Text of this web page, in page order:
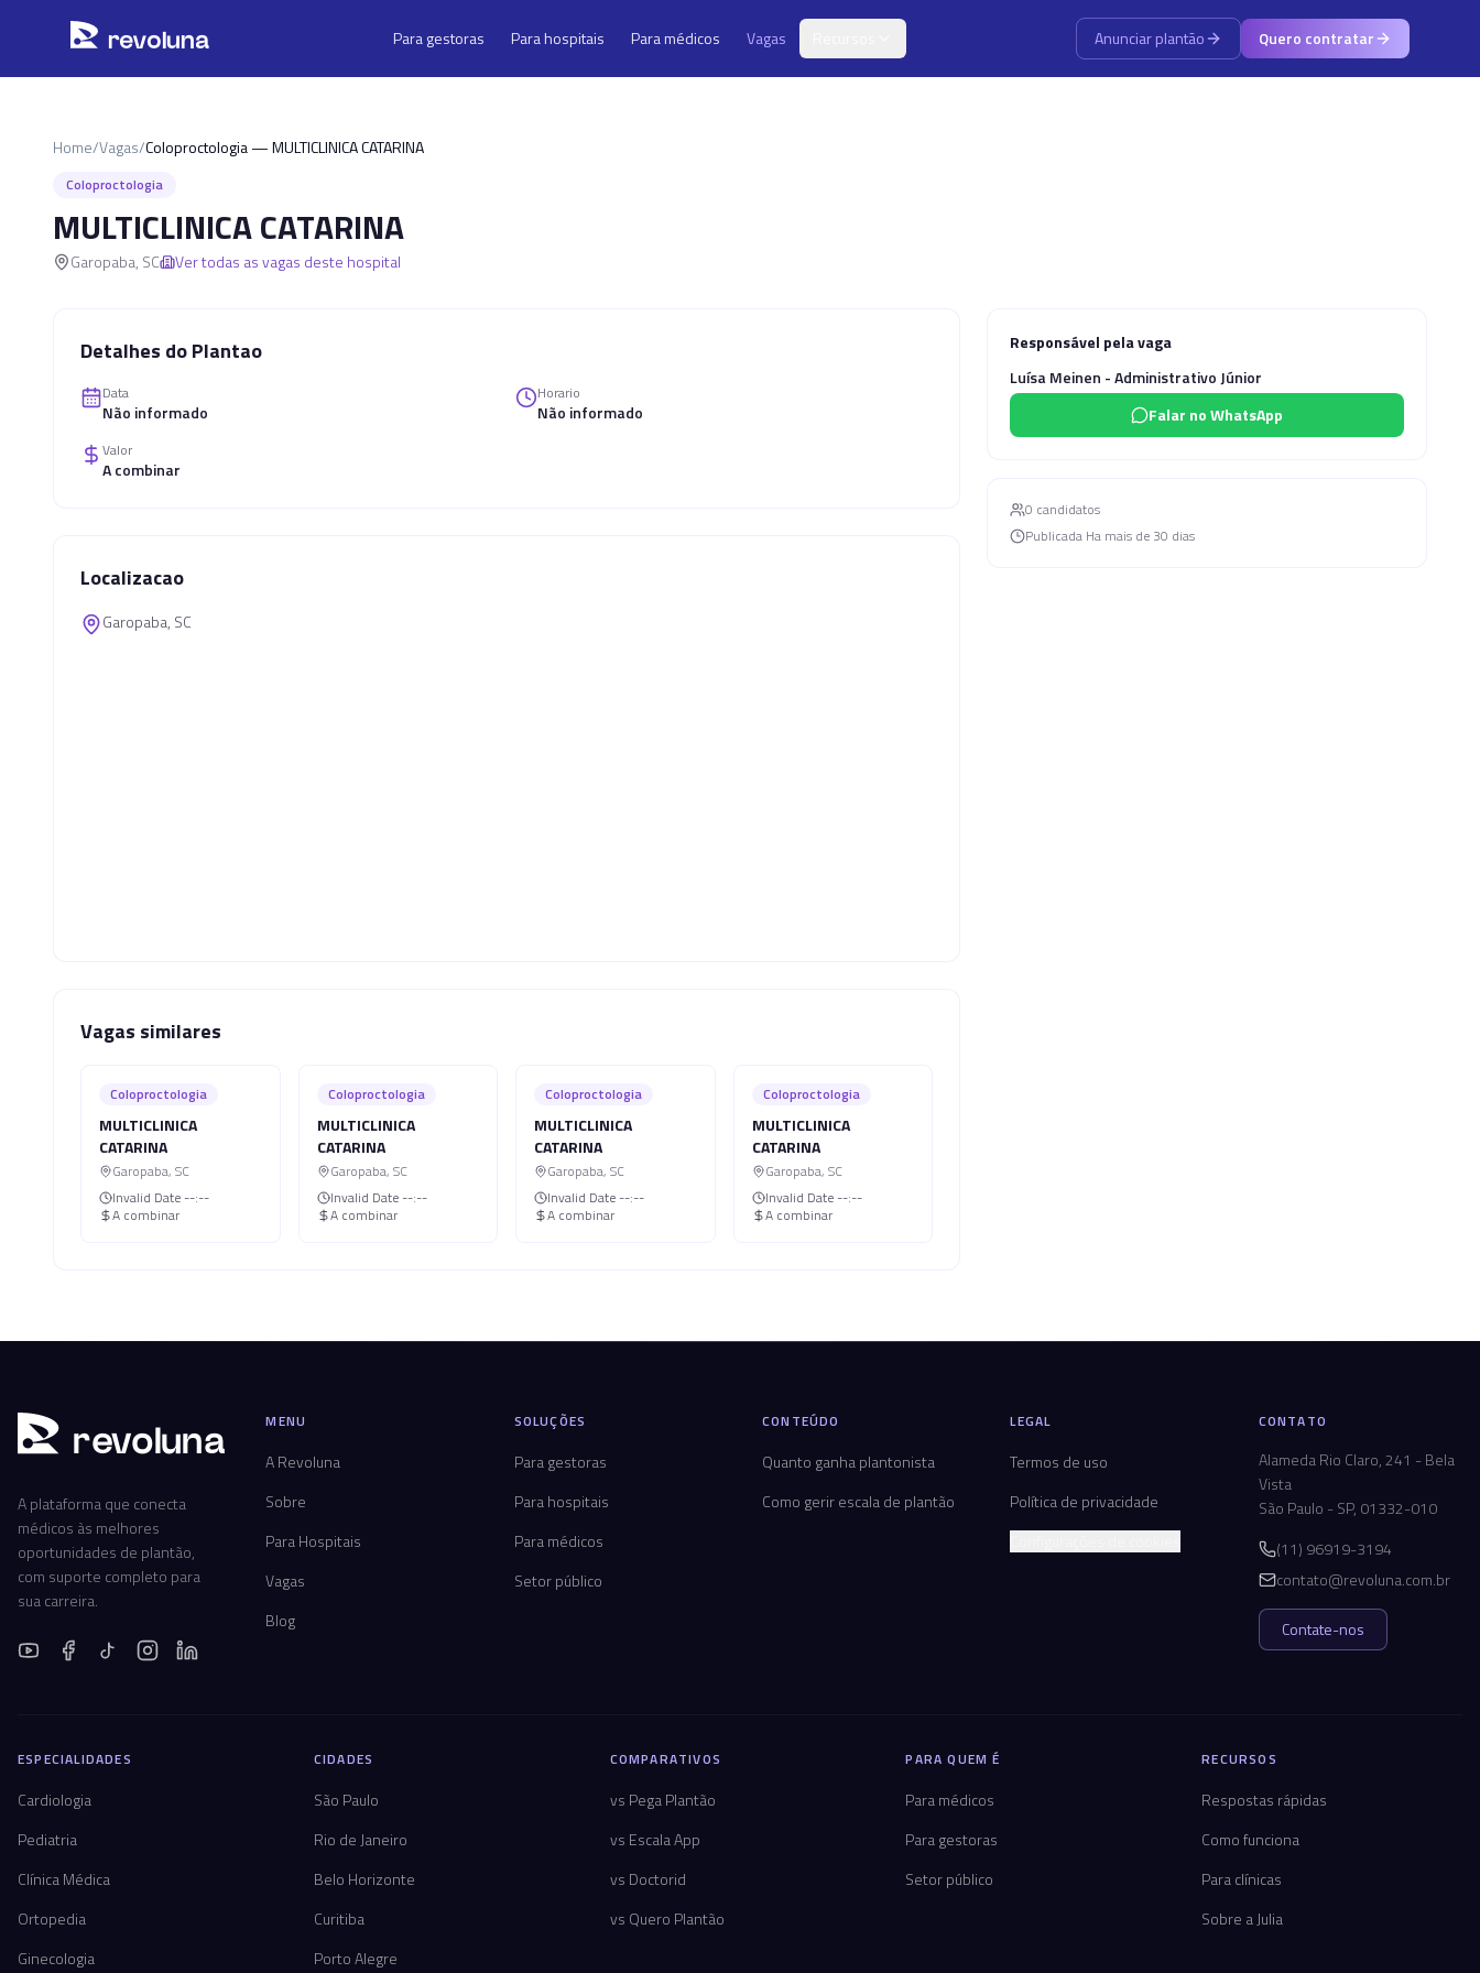
revoluna Para gestoras Para hospitais Para médicos Vagas Anunciar plantão Quero contratar
Home/Vagas/Coloproctologia — MULTICLINICA CATARINA
Coloproctologia
MULTICLINICA CATARINA
Garopaba, SC Ver todas as vagas deste hospital
Detalhes do Plantao
Data
Não informado
Horario
Não informado
Valor
A combinar
Localizacao
Garopaba, SC
Vagas similares
Coloproctologia
MULTICLINICA
CATARINA
Garopaba, SC
Invalid Date --:--
A combinar
Coloproctologia
MULTICLINICA
CATARINA
Garopaba, SC
Invalid Date --:--
A combinar
Coloproctologia
MULTICLINICA
CATARINA
Garopaba, SC
Invalid Date --:--
A combinar
Coloproctologia
MULTICLINICA
CATARINA
Garopaba, SC
Invalid Date --:--
A combinar
Responsável pela vaga
Luísa Meinen - Administrativo Júnior
Falar no WhatsApp
0 candidatos
Publicada Ha mais de 30 dias
revoluna
A plataforma que conecta
médicos às melhores
oportunidades de plantão,
com suporte completo para
sua carreira.
MENU
A Revoluna
Sobre
Para Hospitais
Vagas
Blog
SOLUÇÕES
Para gestoras
Para hospitais
Para médicos
Setor público
CONTEÚDO
Quanto ganha plantonista
Como gerir escala de plantão
LEGAL
Termos de uso
Política de privacidade
CONTATO
Alameda Rio Claro, 241 - Bela
Vista
São Paulo - SP, 01332-010
(11) 96919-3194
contato@revoluna.com.br
Contate-nos
ESPECIALIDADES
Cardiologia
Pediatria
Clínica Médica
Ortopedia
Ginecologia
CIDADES
São Paulo
Rio de Janeiro
Belo Horizonte
Curitiba
Porto Alegre
COMPARATIVOS
vs Pega Plantão
vs Escala App
vs Doctorid
vs Quero Plantão
PARA QUEM É
Para médicos
Para gestoras
Setor público
RECURSOS
Respostas rápidas
Como funciona
Para clínicas
Sobre a Julia